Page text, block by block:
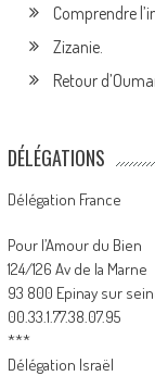
Comprendre
Zizanie.
Retour
DÉLÉGATIONS
Délégation France
Pour l’Amour du Bien
124/126 Av de la Marne
93 800 Epinay sur
00.33.1.77.38.07.95
***
Délégation Israël